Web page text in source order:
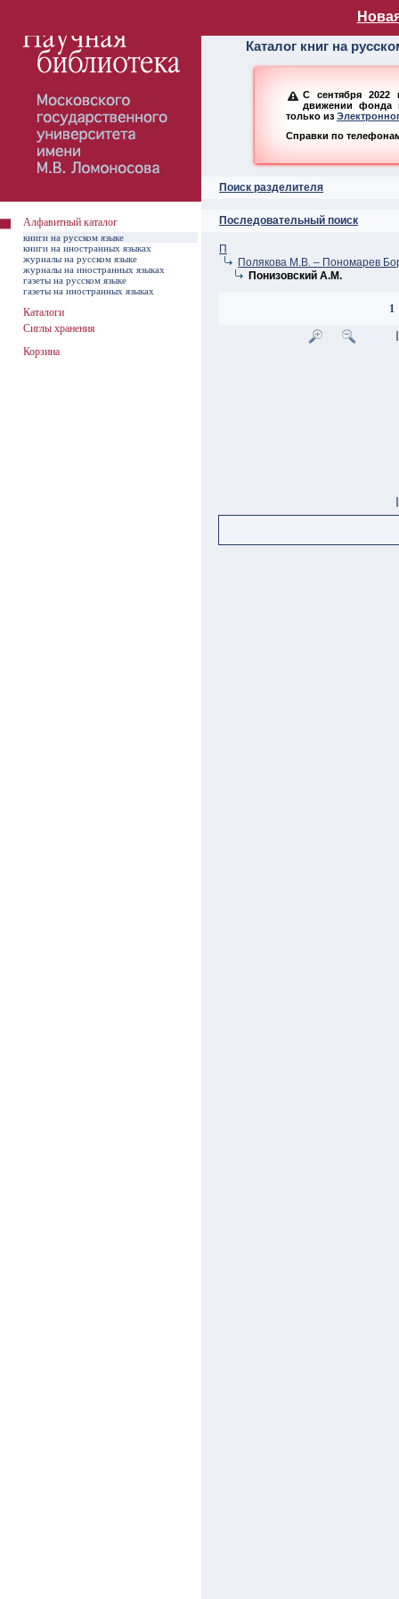
Алфавитный
Каталог книг на
С сентября 2022
движении фонда
только из
Справки по
Поиск разделителя
Последовательный поиск
П
Полякова М.В. – Пономарев
Понизовский А.М.
1
Алфавитный каталог
книги на русском языке
книги на иностранных языках
журналы на русском языке
журналы на иностранных языках
газеты на русском языке
газеты на иностранных языках
Каталоги
Сиглы хранения
Корзина